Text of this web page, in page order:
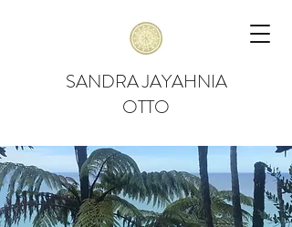
SANDRA JAYAHNIA
OTTO